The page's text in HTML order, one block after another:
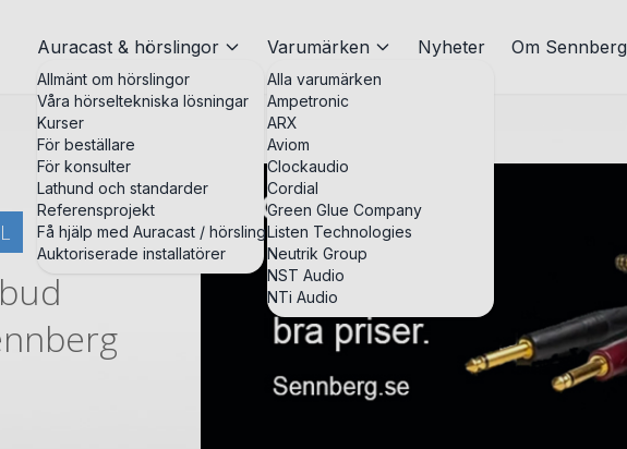
Auracast & hörslingor
Allmänt om hörslingor
Våra hörseltekniska lösningar
Kurser
För beställare
För konsulter
Lathund och standarder
Referensprojekt
Få hjälp med Auracast / hörslingor
Auktoriserade installatörer
Varumärken
Alla varumärken
Ampetronic
ARX
Aviom
Clockaudio
Cordial
Green Glue Company
Listen Technologies
Neutrik Group
NST Audio
NTi Audio
Nyheter Om Sennberg